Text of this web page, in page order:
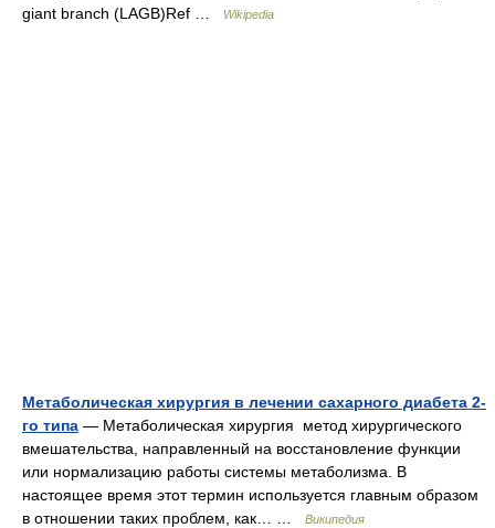
giant branch (LAGB)Ref …
Wikipedia
Метаболическая хирургия в лечении сахарного диабета 2-
го типа — Метаболическая хирургия метод хирургического
вмешательства, направленный на восстановление функции
или нормализацию работы системы метаболизма. В
настоящее время этот термин используется главным образом
в отношении таких проблем, как… …
Википедия